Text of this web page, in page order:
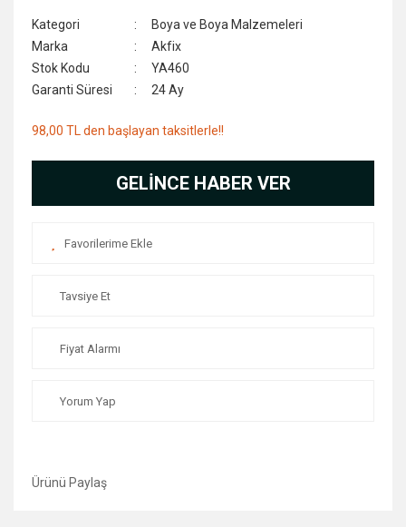
Kategori
Boya ve Boya Malzemeleri
Marka
Akfix
Stok Kodu
YA460
Garanti Süresi
24 Ay
98,00 TL den başlayan taksitlerle!!
GELİNCE HABER VER
Tavsiye Et
Fiyat Alarmı
Yorum Yap
Ürünü Paylaş